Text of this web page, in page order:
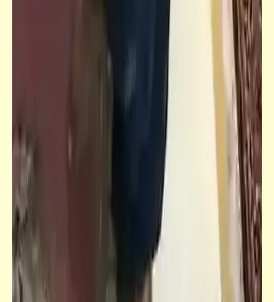
من غرائب النباتات | الأشجار القاتلة | شجرة
الآيس كريم | زراعة العلف السحري
فيديوهات غريبة | وظيفة خطيرة | معجزات
خلق الخروف | أغرب عادات تزاوج العمالقة